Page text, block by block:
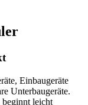
Einbaugeräte
Unterbaugeräte.
beginnt leicht